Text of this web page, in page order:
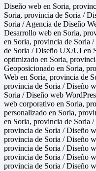
Diseño web en Soria,
Soria, provincia de Soria /
Soria / Agencia de Diseño
Desarrollo web en Soria,
en Soria, provincia de Soria
de Soria / Diseño UX/UI en
optimizado en Soria,
Geoposicionado en Soria,
Web en Soria, provincia de
provincia de Soria / Diseño
Soria / Diseño web
web corporativo en Soria,
personalizado en Soria,
en Soria, provincia de Soria
provincia de Soria / Diseño
provincia de Soria / Diseño
provincia de Soria / Diseño
provincia de Soria / Diseño
provincia de Soria / Diseño